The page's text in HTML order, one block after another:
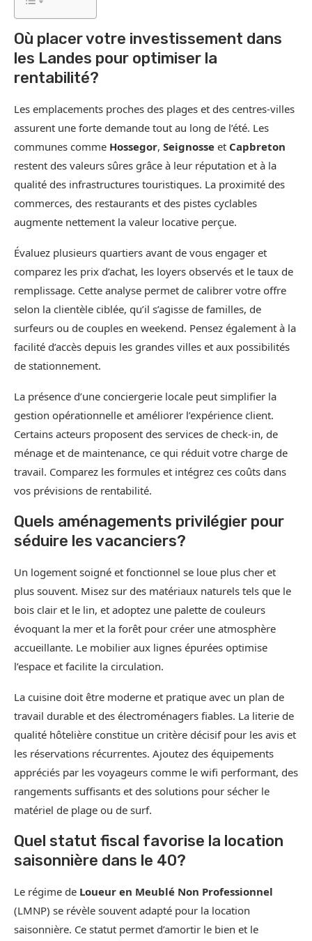
Où placer votre investissement dans
les Landes pour optimiser la
rentabilité?
Les emplacements proches des plages et des centres-villes
assurent une forte demande tout au long de l’été. Les
communes comme Hossegor, Seignosse et Capbreton
restent des valeurs sûres grâce à leur réputation et à la
qualité des infrastructures touristiques. La proximité des
commerces, des restaurants et des pistes cyclables
augmente nettement la valeur locative perçue.
Évaluez plusieurs quartiers avant de vous engager et
comparez les prix d’achat, les loyers observés et le taux de
remplissage. Cette analyse permet de calibrer votre offre
selon la clientèle ciblée, qu’il s’agisse de familles, de
surfeurs ou de couples en weekend. Pensez également à la
facilité d’accès depuis les grandes villes et aux possibilités
de stationnement.
La présence d’une conciergerie locale peut simplifier la
gestion opérationnelle et améliorer l’expérience client.
Certains acteurs proposent des services de check-in, de
ménage et de maintenance, ce qui réduit votre charge de
travail. Comparez les formules et intégrez ces coûts dans
vos prévisions de rentabilité.
Quels aménagements privilégier pour
séduire les vacanciers?
Un logement soigné et fonctionnel se loue plus cher et
plus souvent. Misez sur des matériaux naturels tels que le
bois clair et le lin, et adoptez une palette de couleurs
évoquant la mer et la forêt pour créer une atmosphère
accueillante. Le mobilier aux lignes épurées optimise
l’espace et facilite la circulation.
La cuisine doit être moderne et pratique avec un plan de
travail durable et des électroménagers fiables. La literie de
qualité hôtelière constitue un critère décisif pour les avis et
les réservations récurrentes. Ajoutez des équipements
appréciés par les voyageurs comme le wifi performant, des
rangements suffisants et des solutions pour sécher le
matériel de plage ou de surf.
Quel statut fiscal favorise la location
saisonnière dans le 40?
Le régime de Loueur en Meublé Non Professionnel
(LMNP) se révèle souvent adapté pour la location
saisonnière. Ce statut permet d’amortir le bien et le